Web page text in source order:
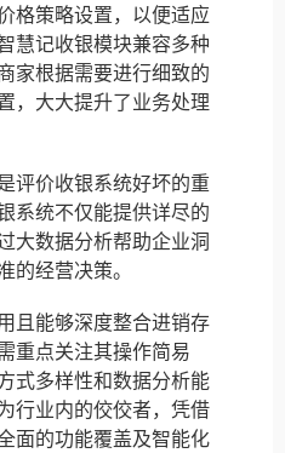
格策略设置，以便适应
慧记收银模块兼容多种
家根据需要进行细致的
，大大提升了业务处理
评价收银系统好坏的重
系统不仅能提供详尽的
大数据分析帮助企业洞
的经营决策。
且能够深度整合进销存
重点关注其操作简易
式多样性和数据分析能
行业内的佼佼者，凭借
面的功能覆盖及智能化